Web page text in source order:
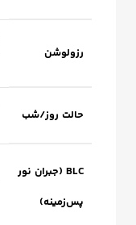
رزولوشن‌
حالت روز/شب
BLC (جبران نور
پس‌زمینه)